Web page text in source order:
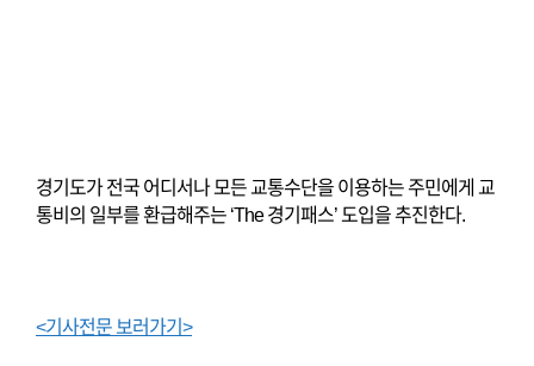
경기도가 전국 어디서나 모든 교통수단을 이용하는 주민에게 교
통비의 일부를 환급해주는 ‘The 경기패스’ 도입을 추진한다.
<기사전문 보러가기>